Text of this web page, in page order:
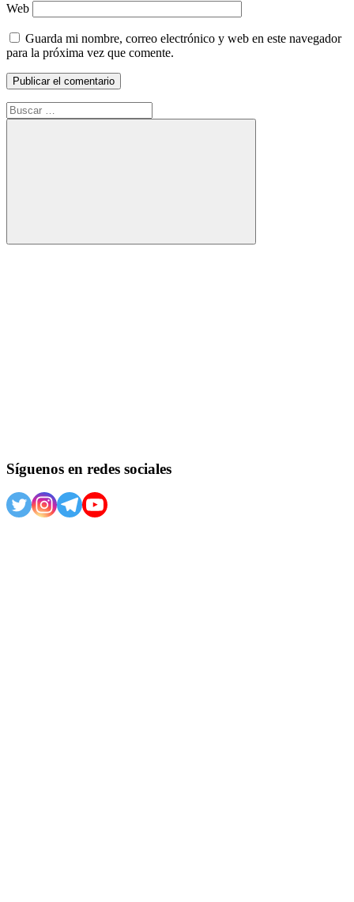
Web
Guarda mi nombre, correo electrónico y web en este navegador
para la próxima vez que comente.
Buscar:
Buscar
Síguenos en redes sociales